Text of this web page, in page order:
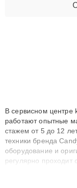
В сервисном центре
работают опытные
стажем от 5 до 12
техники бренда
оборудование и
регулярно проходит
технику с